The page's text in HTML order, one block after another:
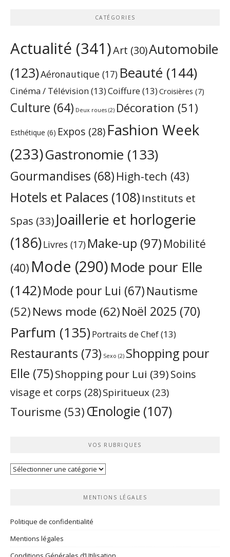
CATÉGORIES
Actualité (341)Art (30)Automobile
(123)Aéronautique (17) Beauté (144)
Cinéma / Télévision(13)Coiffure(13) Croisières (7)
Culture (64) Deux roues (2) Décoration (51)
Esthétique (6) Expos (28) Fashion Week
(233)Gastronomie (133)
Gourmandises (68) High-tech (43)
Hotels et Palaces (108) Instituts et
Spas (33) Joaillerie et horlogerie
(186)Livres (17) Make-up (97) Mobilité
(40) Mode (290)Mode pour Elle
(142)Mode pour Lui (67) Nautisme
(52) News mode (62)Noël 2025 (70)
Parfum (135)Portraits de Chef(13)
Restaurants (73) Sexo (2) Shopping pour
Elle (75)Shopping pour Lui (39)Soins
visage et corps (28)Spiritueux (23)
Tourisme (53) Œnologie (107)
VOS RUBRIQUES
Vos
MENTIONS LÉGALES
Politique de confidentialité
Mentions légales